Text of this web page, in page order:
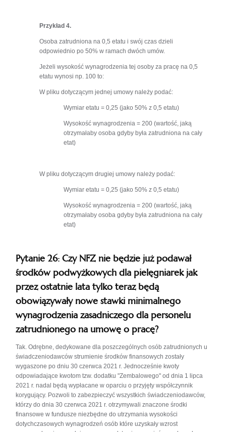
Przykład 4.
Osoba zatrudniona na 0,5 etatu i swój czas dzieli
odpowiednio po 50% w ramach dwóch umów.
Jeżeli wysokość wynagrodzenia tej osoby za pracę na 0,5
etatu wynosi np. 100 to:
W pliku dotyczącym jednej umowy należy podać:
Wymiar etatu = 0,25 (jako 50% z 0,5 etatu)
Wysokość wynagrodzenia = 200 (wartość, jaką
otrzymałaby osoba gdyby była zatrudniona na cały
etat)
W pliku dotyczącym drugiej umowy należy podać:
Wymiar etatu = 0,25 (jako 50% z 0,5 etatu)
Wysokość wynagrodzenia = 200 (wartość, jaką
otrzymałaby osoba gdyby była zatrudniona na cały
etat)
Pytanie 26: Czy NFZ nie będzie już podawał
środków podwyżkowych dla pielęgniarek jak
przez ostatnie lata tylko teraz będą
obowiązywały nowe stawki minimalnego
wynagrodzenia zasadniczego dla personelu
zatrudnionego na umowę o pracę?
Tak. Odrębne, dedykowane dla poszczególnych osób zatrudnionych u
świadczeniodawców strumienie środków finansowych zostały
wygaszone po dniu 30 czerwca 2021 r. Jednocześnie kwoty
odpowiadające kwotom tzw. dodatku "Zembalowego" od dnia 1 lipca
2021 r. nadal będą wypłacane w oparciu o przyjęty współczynnik
korygujący. Pozwoli to zabezpieczyć wszystkich świadczeniodawców,
którzy do dnia 30 czerwca 2021 r. otrzymywali znaczone środki
finansowe w fundusze niezbędne do utrzymania wysokości
dotychczasowych wynagrodzeń osób które uzyskały wzrost